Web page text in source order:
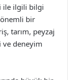
ile ilgili bilgi
bir
tarım, peyzaj
ve deneyim